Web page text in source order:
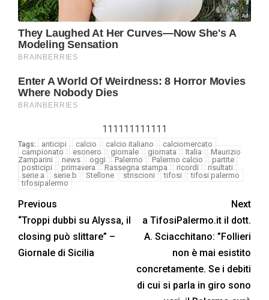
111111111111
Tags: anticipi calcio calcio italiano
calciomercato
campionato
esonero giornale giornata Italia
Maurizio
Zamparini
news oggi Palermo Palermo calcio
partite
posticipi
primavera Rassegna stampa ricordi
risultati
serie a
serie b Stellone striscioni tifosi
tifosi palermo
tifosipalermo
Previous
“Troppi dubbi su Alyssa, il
closing può slittare” –
Giornale di Sicilia
Next
a TifosiPalermo.it il dott.
A. Sciacchitano: ”Follieri
non è mai esistito
concretamente. Se i debiti
di cui si parla in giro sono